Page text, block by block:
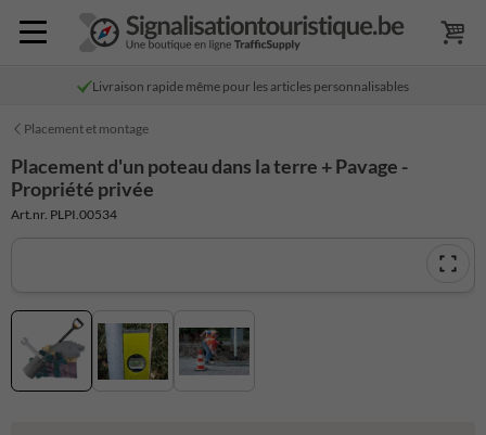
Livraison rapide même pour les articles personnalisables
Placement et montage
Placement d'un poteau dans la terre + Pavage -
Propriété privée
Art.nr. PLPI.00534